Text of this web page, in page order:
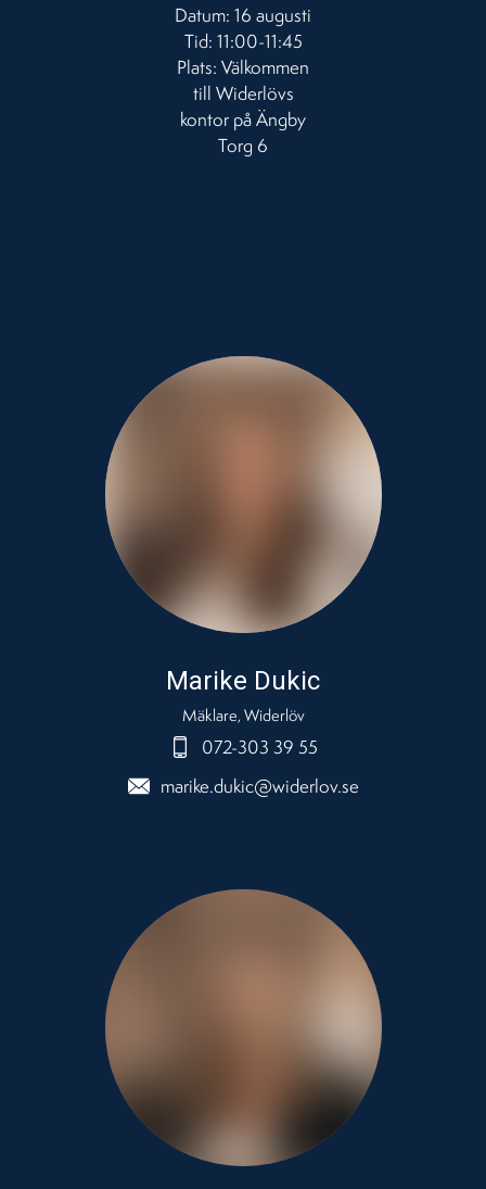
Datum: 16 augusti
Tid: 11:00-11:45
Plats: Välkommen
till Widerlövs
kontor på Ängby
Torg 6
Marike Dukic
Mäklare, Widerlöv
072-303 39 55
marike.dukic@widerlov.se